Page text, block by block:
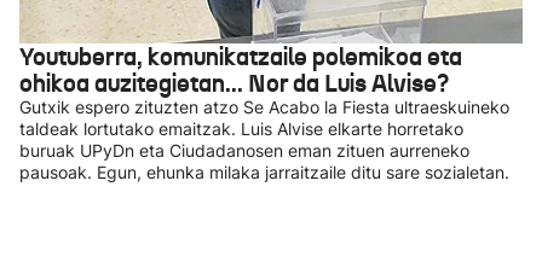
Youtuberra, komunikatzaile polemikoa eta
ohikoa auzitegietan... Nor da Luis Alvise?
Gutxik espero zituzten atzo Se Acabo la Fiesta ultraeskuineko
taldeak lortutako emaitzak. Luis Alvise elkarte horretako
buruak UPyDn eta Ciudadanosen eman zituen aurreneko
pausoak. Egun, ehunka milaka jarraitzaile ditu sare sozialetan.